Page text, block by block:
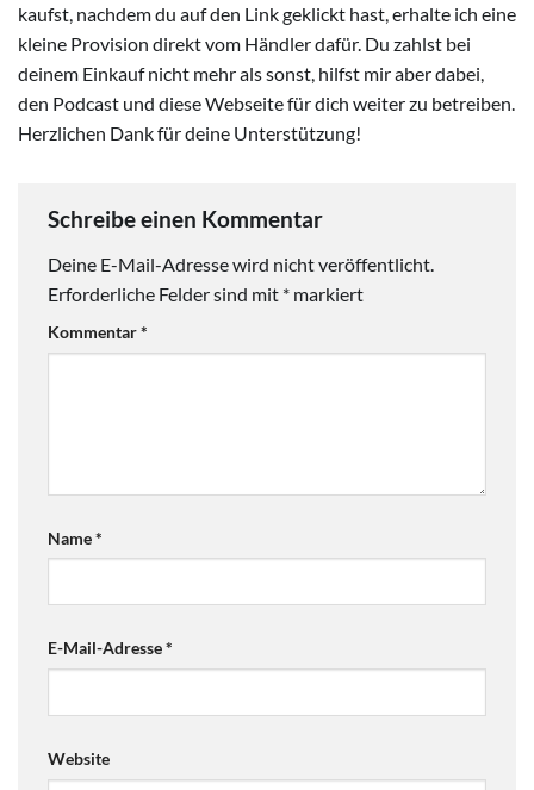
kaufst, nachdem du auf den Link geklickt hast, erhalte ich eine
kleine Provision direkt vom Händler dafür. Du zahlst bei
deinem Einkauf nicht mehr als sonst, hilfst mir aber dabei,
den Podcast und diese Webseite für dich weiter zu betreiben.
Herzlichen Dank für deine Unterstützung!
Schreibe einen Kommentar
Deine E-Mail-Adresse wird nicht veröffentlicht.
Erforderliche Felder sind mit * markiert
Kommentar*
Name*
E-Mail-Adresse*
Website